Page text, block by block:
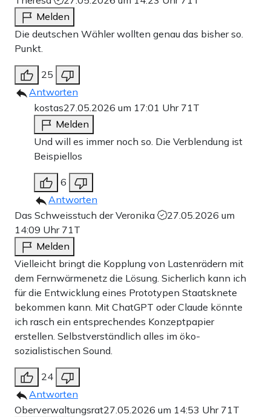
Melden
Die deutschen Wähler wollten genau das bisher so.
Punkt.
25
Antworten
kostas27.05.2026 um 17:01 Uhr 71T
Melden
Und will es immer noch so. Die Verblendung ist
Beispiellos
6
Antworten
Das Schweisstuch der Veronika
27.05.2026 um
14:09 Uhr 71T
Melden
Vielleicht bringt die Kopplung von Lastenrädern mit
dem Fernwärmenetz die Lösung. Sicherlich kann ich
für die Entwicklung eines Prototypen Staatsknete
bekommen kann. Mit ChatGPT oder Claude könnte
ich rasch ein entsprechendes Konzeptpapier
erstellen. Selbstverständlich alles im öko-
sozialistischen Sound.
24
Antworten
Oberverwaltungsrat27.05.2026 um 14:53 Uhr 71T